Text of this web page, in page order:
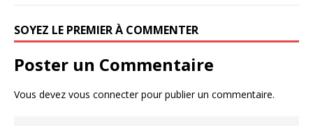
SOYEZ LE PREMIER À COMMENTER
Poster un Commentaire
Vous devez vous connecterpour publier un commentaire.